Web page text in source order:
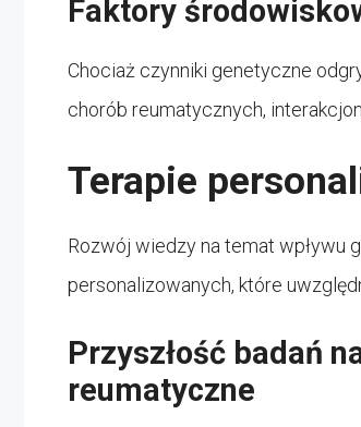
Faktory
Chociaż czynniki genetyczne
chorób reumatycznych,
Terapie
Rozwój wiedzy na temat wpływu
personalizowanych, które
Przyszłość badań
reumatyczne